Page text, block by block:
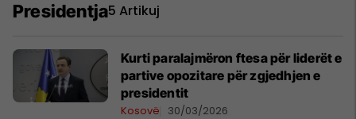
Presidentja5 Artikuj
Kurti paralajmëron ftesa për liderët e
partive opozitare për zgjedhjen e
presidentit
Kosovë 30/03/2026